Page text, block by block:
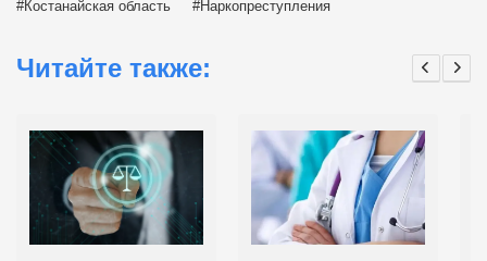
Костанайская область Наркопреступления
Читайте также: